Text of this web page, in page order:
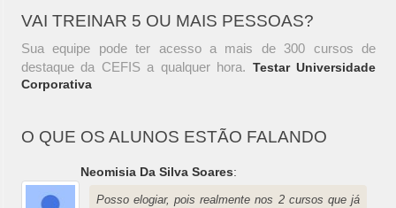
VAI TREINAR 5 OU MAIS PESSOAS?
Sua equipe pode ter acesso a mais de 300 cursos de
destaque da CEFIS a qualquer hora. Testar Universidade
Corporativa
O QUE OS ALUNOS ESTÃO FALANDO
Neomisia Da Silva Soares:
Posso elogiar, pois realmente nos 2 cursos que já